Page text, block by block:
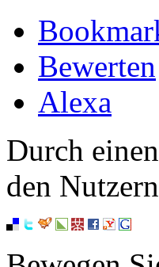
Bewerten
Alexa
Durch
den